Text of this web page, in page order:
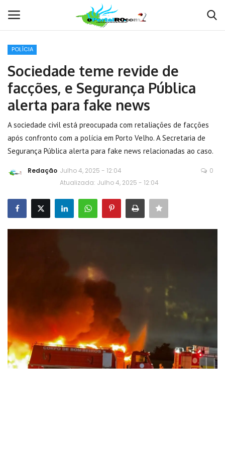
Home
Contato
MUNDO
POLÍCIA
Sociedade teme revide de
facções, e Segurança Pública
alerta para fake news
A sociedade civil está preocupada com retaliações de facções
após confronto com a polícia em Porto Velho. A Secretaria de
Segurança Pública alerta para fake news relacionadas ao caso.
Redação Julho 4, 2025 - 12:04
Atualizada: Julho 4, 2025 - 12:04
0